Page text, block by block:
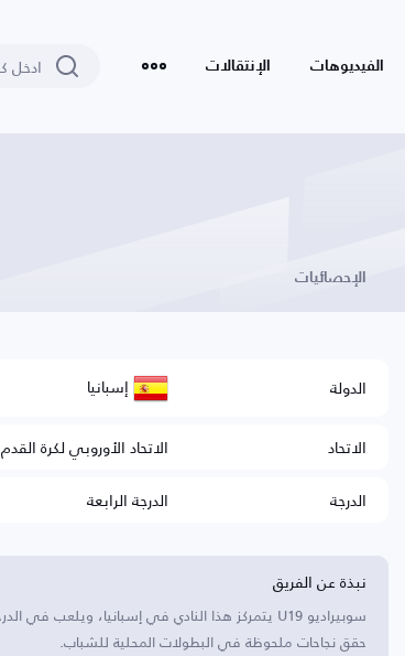
الفيديوهات الإنتقالات
الإحصائيات
الدولة إسبانيا
الاتحاد
الاتحاد الأوروبي لكرة القدم
الدرجة
الدرجة الرابعة
نبذة عن الفريق
حقق نجاحات ملحوظة في البطولات المحلية للشباب.